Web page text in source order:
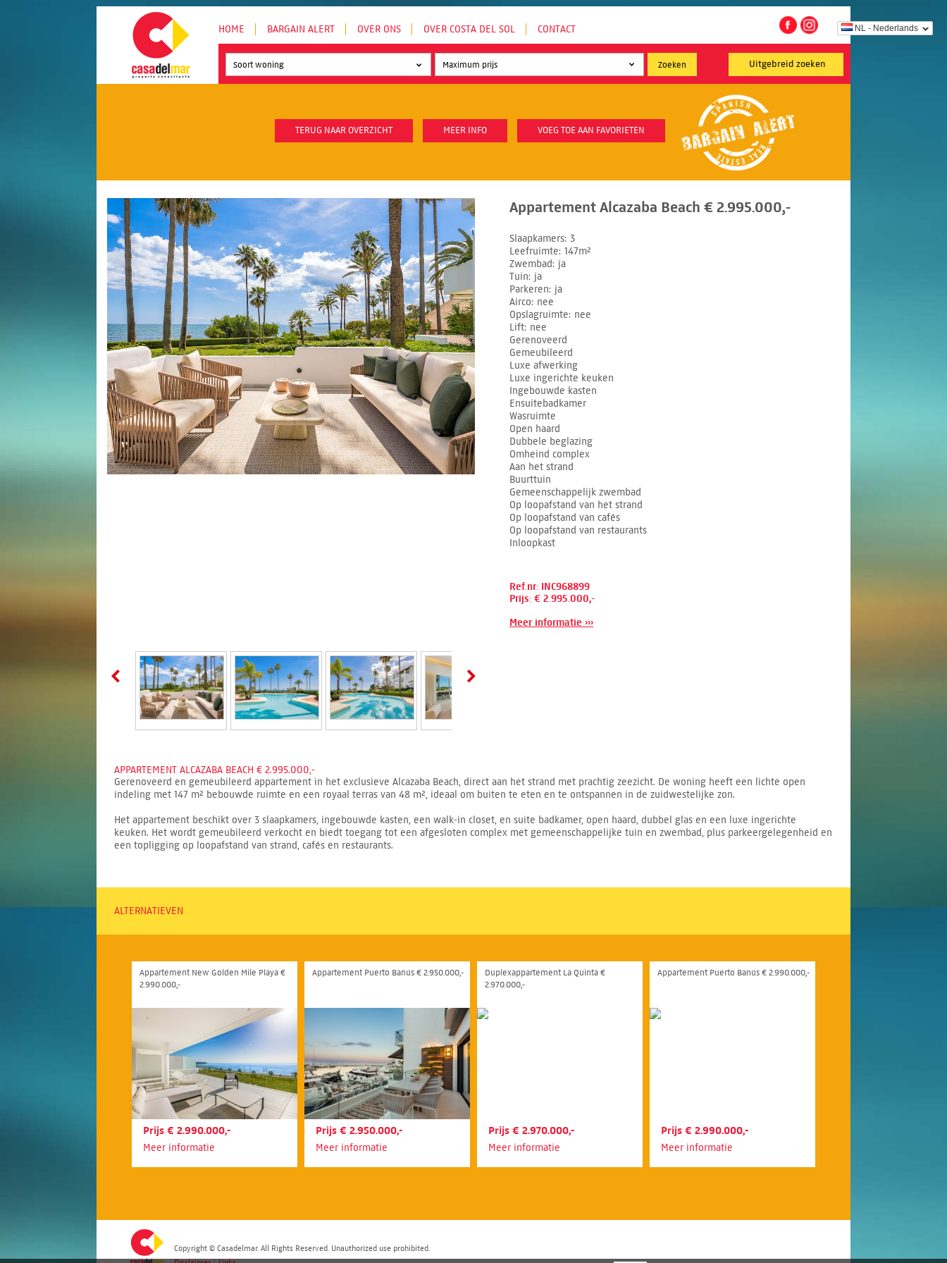
NL - Nederlands
HOME BARGAIN ALERT OVER ONS OVER COSTA DEL SOL CONTACT
Uitgebreid zoeken
Soort woning
TERUG NAAR OVERZICHT MEER INFO VOEG TOE AAN FAVORIETEN
Appartement Alcazaba Beach € 2.995.000,-
Slaapkamers 3
Leefruimte 147m²
Zwembad
ja
Tuin ja
Parkeren ja
Airco nee
Opslagruimte nee
Lift nee
Gerenoveerd
Gemeubileerd
Luxe afwerking
Luxe ingerichte keuken
Ingebouwde kasten
Ensuitebadkamer
Wasruimte
Open haard
Dubbele beglazing
Omheind complex
Aan het strand
Buurttuin
Gemeenschappelijk zwembad
Op loopafstand van het strand
Op loopafstand van cafés
Op loopafstand van restaurants
Inloopkast
Ref.nr: INC968899
Prijs: € 2.995.000,-
Meer informatie ›››
APPARTEMENT ALCAZABA BEACH € 2.995.000,-
Gerenoveerd en gemeubileerd appartement in het exclusieve Alcazaba Beach, direct aan het strand met prachtig zeezicht. De woning heeft een lichte open
indeling met 147 m² bebouwde ruimte en een royaal terras van 48 m², ideaal om buiten te eten en te ontspannen in de zuidwestelijke zon.
Het appartement beschikt over 3 slaapkamers, ingebouwde kasten, een walk-in closet, en suite badkamer, open haard, dubbel glas en een luxe ingerichte
keuken. Het wordt gemeubileerd verkocht en biedt toegang tot een afgesloten complex met gemeenschappelijke tuin en zwembad, plus parkeergelegenheid en
een topligging op loopafstand van strand, cafés en restaurants.
ALTERNATIEVEN
Appartement New Golden Mile Playa €
2.990.000,-
Prijs € 2.990.000,-
Meer informatie
Appartement Puerto Banús € 2.950.000,-
Prijs € 2.950.000,-
Meer informatie
Duplexappartement La Quinta €
2.970.000,-
Prijs € 2.970.000,-
Meer informatie
Appartement Puerto Banús € 2.990.000,-
Prijs € 2.990.000,-
Meer informatie
Copyright © Casadelmar. All Rights Reserved. Unauthorized use prohibited.